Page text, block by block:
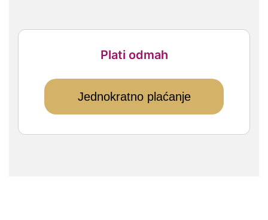
Plati odmah
Jednokratno plaćanje